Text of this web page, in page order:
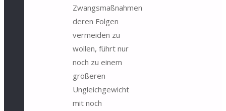
Zwangsmaßnahmen
deren Folgen
vermeiden zu
wollen, führt nur
noch zu einem
größeren
Ungleichgewicht
mit noch